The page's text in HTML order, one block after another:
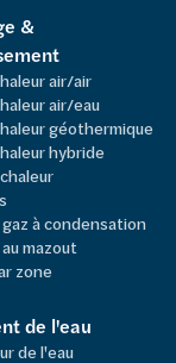
&
air/air
air/eau
géothermique
hybride
à condensation
mazout
zone
de l'eau
de l'eau